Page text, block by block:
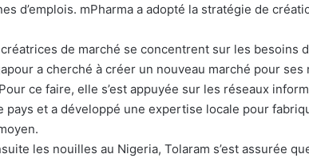
d’emplois. mPharma a adopté la stratégie de
de marché se concentrent sur les besoins
a cherché à créer un nouveau marché pour
ce faire, elle s’est appuyée sur les réseaux
pays et a développé une expertise locale pour
les nouilles au Nigeria, Tolaram s’est assurée